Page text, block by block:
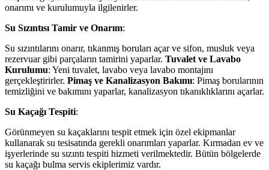
onarımı ve kurulumuyla ilgilenirler.
Su Sızıntısı Tamir ve Onarım:
Su sızıntılarını onarır, tıkanmış boruları açar ve sifon, musluk veya
rezervuar gibi parçaların tamirini yaparlar. Tuvalet ve Lavabo
Kurulumu: Yeni tuvalet, lavabo veya lavabo montajını
gerçekleştirirler. Pimaş ve Kanalizasyon Bakımı: Pimaş borularının
temizliğini ve bakımını yaparlar, kanalizasyon tıkanıklıklarını açarlar.
Su Kaçağı Tespiti:
Görünmeyen su kaçaklarını tespit etmek için özel ekipmanlar
kullanarak su tesisatında gerekli onarımları yaparlar. Kırmadan ev ve
işyerlerinde su sızıntı tespiti hizmeti verilmektedir. Bütün bölgelerde
su kaçağı bulma servis ekiplerimiz vardır.